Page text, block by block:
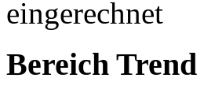
eingerechnet
Bereich Trend